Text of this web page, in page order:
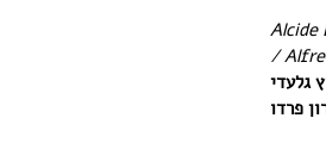
Alcide
/
גלעדי
פרדו